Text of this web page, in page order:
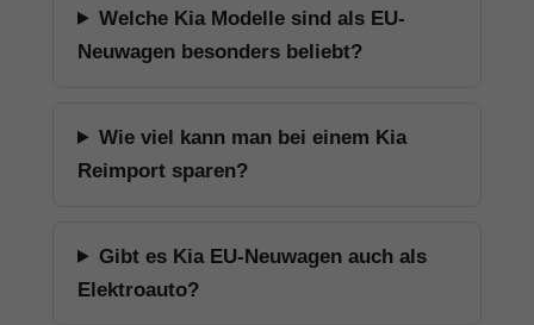
Welche Kia Modelle sind als EU-
Neuwagen besonders beliebt?
Wie viel kann man bei einem Kia
Reimport sparen?
Gibt es Kia EU-Neuwagen auch als
Elektroauto?